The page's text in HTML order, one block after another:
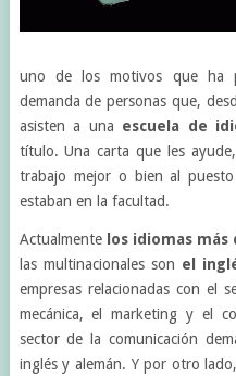
uno de los motivos que ha
demanda de personas que,
asisten a una escuela de
título. Una carta que les
trabajo mejor o bien al
estaban en la facultad.
Actualmente los idiomas más
las multinacionales son el
empresas relacionadas con el
mecánica, el marketing y el
sector de la comunicación
inglés y alemán. Y por otro